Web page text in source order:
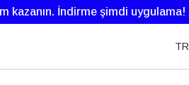
kazanın. İndirme şimdi uygulama!
TR